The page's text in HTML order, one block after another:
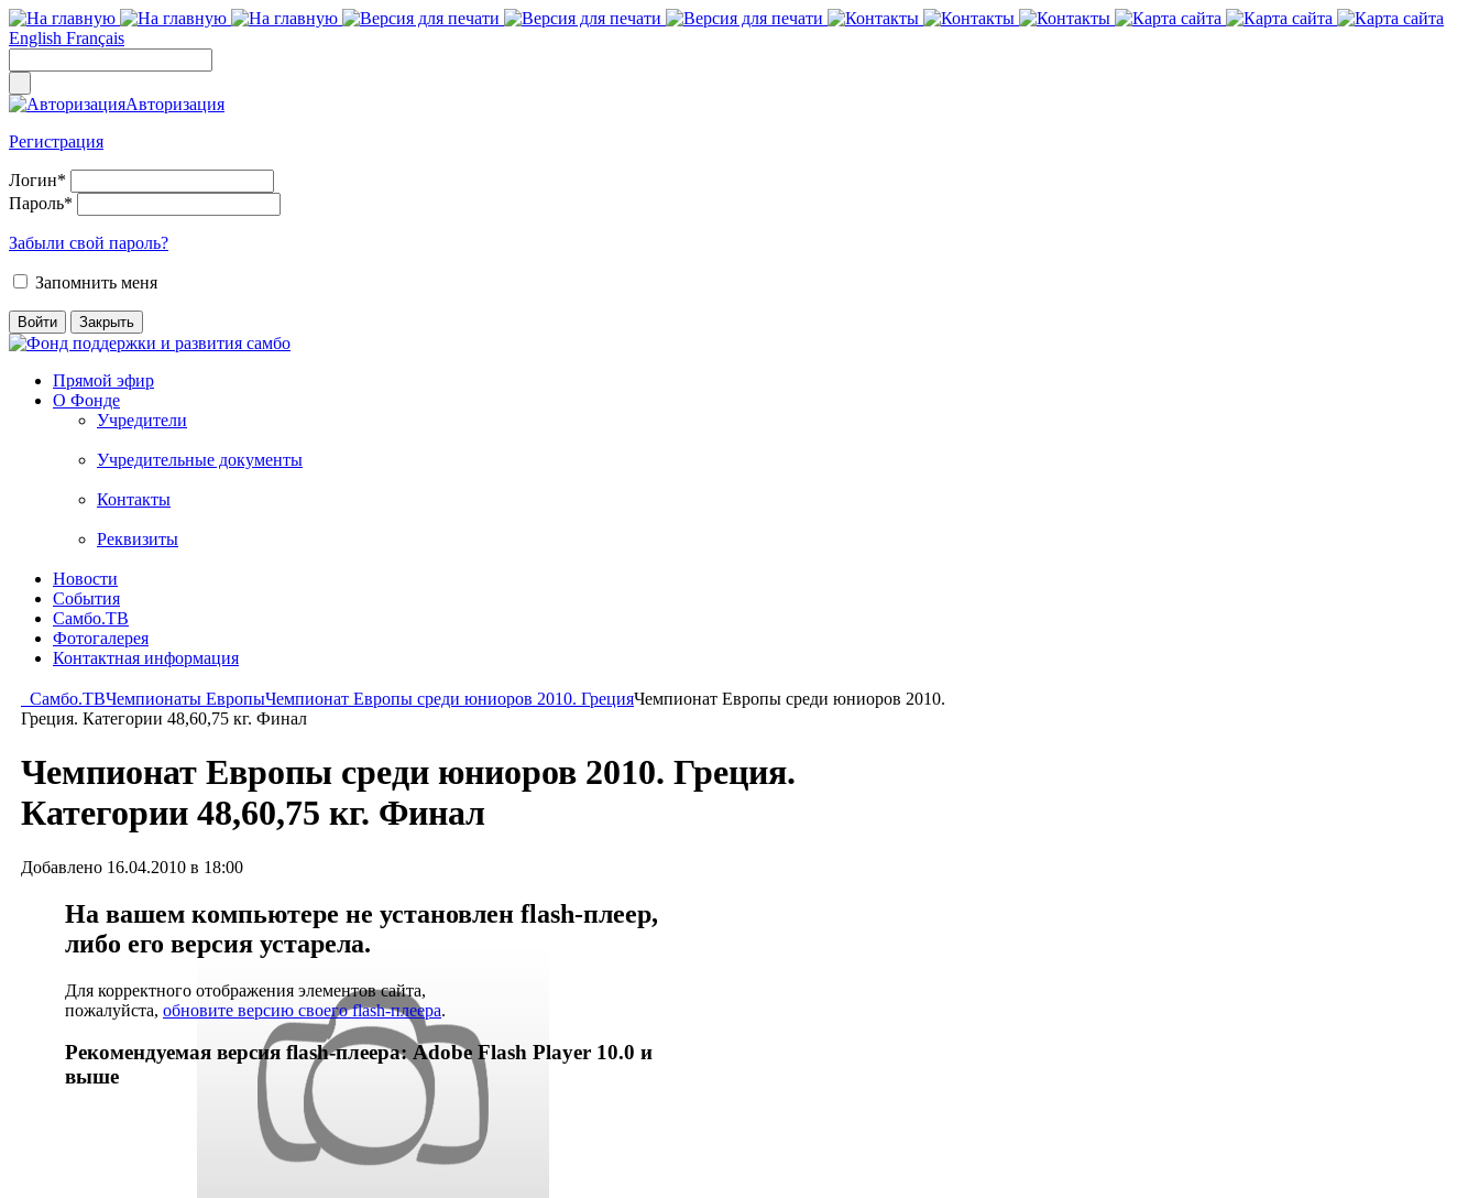
English Français
Авторизация
Регистрация
Логин*
Пароль*
Забыли свой пароль?
Запомнить меня
Прямой эфир
О Фонде
Учредители
Учредительные документы
Контакты
Реквизиты
Новости
События
Самбо.ТВ
Фотогалерея
Контактная информация
Самбо.ТВЧемпионаты ЕвропыЧемпионат Европы среди юниоров 2010. ГрецияЧемпионат Европы среди юниоров 2010.
Греция. Категории 48,60,75 кг. Финал
Чемпионат Европы среди юниоров 2010. Греция.
Категории 48,60,75 кг. Финал
Добавлено 16.04.2010 в 18:00
На вашем компьютере не установлен flash-плеер,
либо его версия устарела.
Для корректного отображения элементов сайта,
пожалуйста, обновите версию своего flash-плеера.
Рекомендуемая версия flash-плеера: Adobe Flash Player 10.0 и
выше